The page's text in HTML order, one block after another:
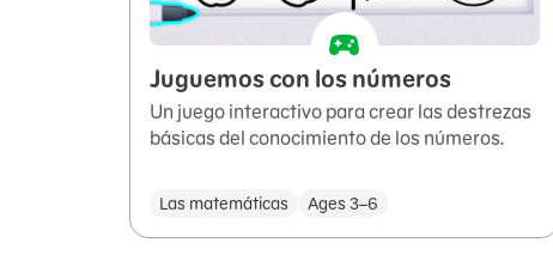
Juguemos con los números
Un juego interactivo para crear las destrezas
básicas del conocimiento de los números.
Las matemáticas Ages 3–6